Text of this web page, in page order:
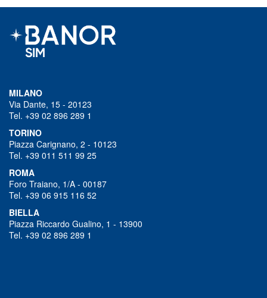
MILANO
Via Dante, 15 - 20123
Tel. +39 02 896 289 1
TORINO
Piazza Carignano, 2 - 10123
Tel. +39 011 511 99 25
ROMA
Foro Traiano, 1/A - 00187
Tel. +39 06 915 116 52
BIELLA
Piazza Riccardo Gualino, 1 - 13900
Tel. +39 02 896 289 1